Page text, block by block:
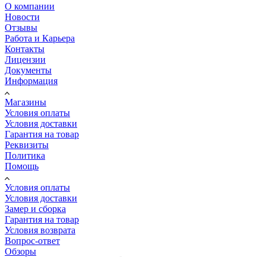
О компании
Новости
Отзывы
Работа и Карьера
Контакты
Лицензии
Документы
Информация
Магазины
Условия оплаты
Условия доставки
Гарантия на товар
Реквизиты
Политика
Помощь
Условия оплаты
Условия доставки
Замер и сборка
Гарантия на товар
Условия возврата
Вопрос-ответ
Обзоры